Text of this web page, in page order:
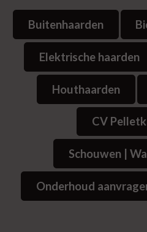
Buitenhaarden
Elektrische haarden
Houthaarden
CV
Schouwen |
Onderhoud